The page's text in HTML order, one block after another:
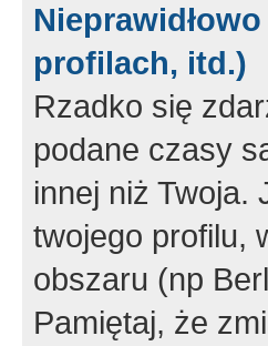
profilach, itd.)
Rzadko się
podane czasy
innej niż Twoja.
twojego profilu,
obszaru (np
Pamiętaj, że